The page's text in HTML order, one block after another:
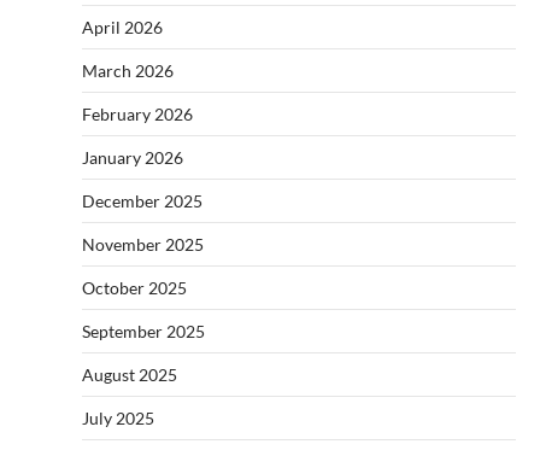
April 2026
March 2026
February 2026
January 2026
December 2025
November 2025
October 2025
September 2025
August 2025
July 2025